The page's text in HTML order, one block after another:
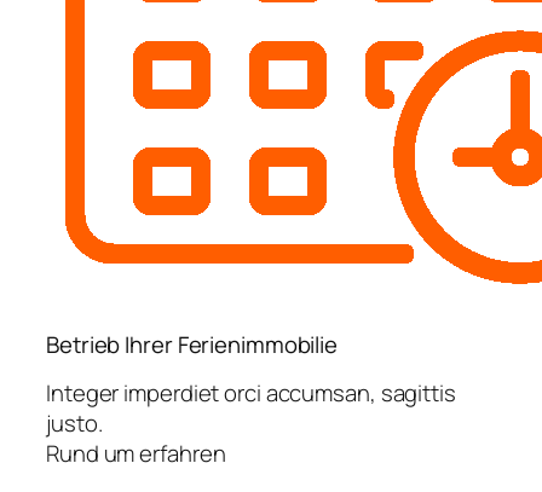
Betrieb Ihrer Ferienimmobilie
Integer imperdiet orci accumsan, sagittis
justo.
Rund um erfahren